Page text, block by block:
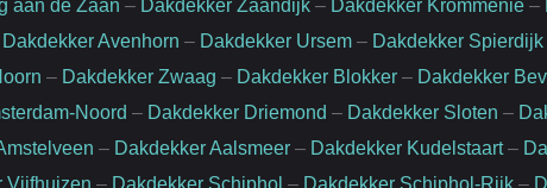
aan de Zaan – Dakdekker Zaandijk – Dakdekker Krommenie –
Dakdekker Avenhorn – Dakdekker Ursem – Dakdekker Spierdijk
– Dakdekker Zwaag – Dakdekker Blokker – Dakdekker
Noord – Dakdekker Driemond – Dakdekker Sloten –
– Dakdekker Aalsmeer – Dakdekker Kudelstaart–